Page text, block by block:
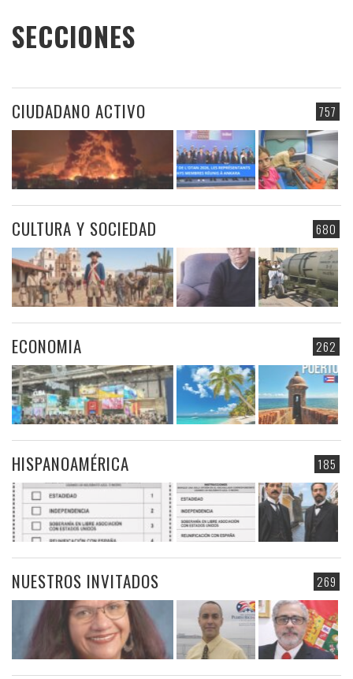
SECCIONES
757
CIUDADANO ACTIVO
680
CULTURA Y SOCIEDAD
262
ECONOMIA
185
HISPANOAMÉRICA
269
NUESTROS INVITADOS